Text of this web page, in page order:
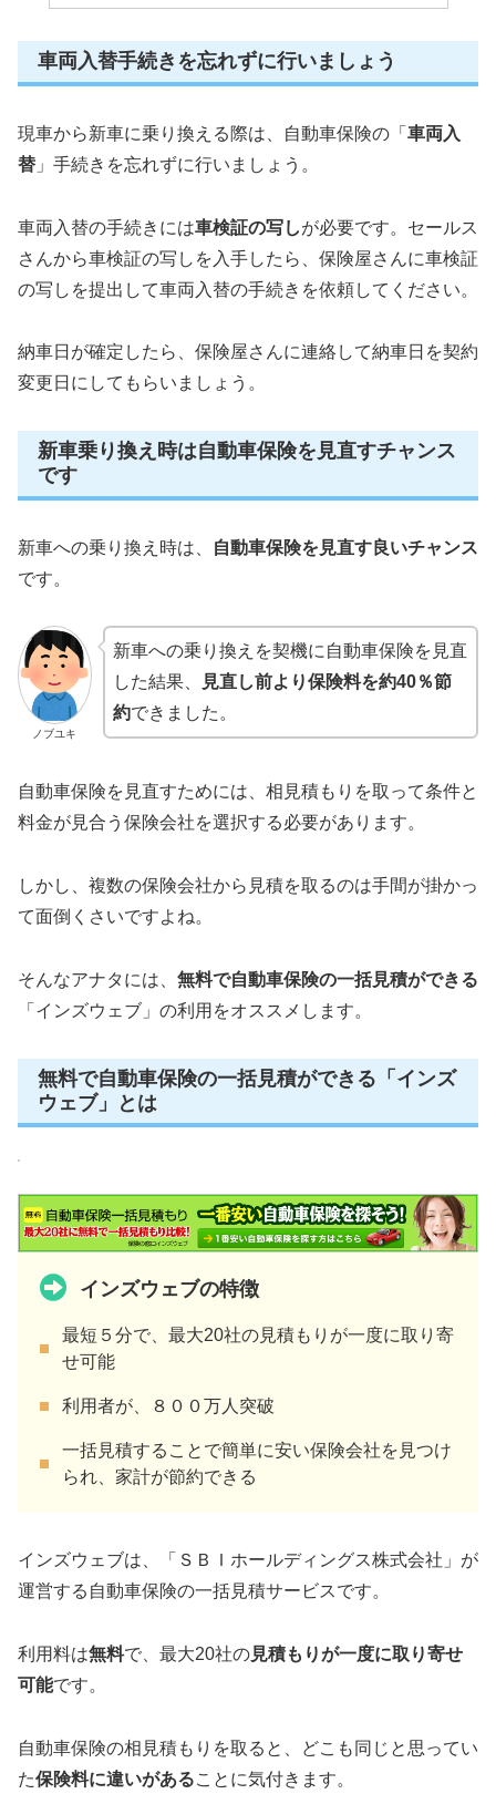
車両入替手続きを忘れずに行いましょう
現車から新車に乗り換える際は、自動車保険の「 車両入
替 」手続きを忘れずに行いましょう。
車両入替の手続きには車検証の写しが必要です。セールス
さんから車検証の写しを入手したら、保険屋さんに車検証
の写しを提出して車両入替の手続きを依頼してください。
納車日が確定したら、保険屋さんに連絡して納車日を契約
変更日にしてもらいましょう。
新車乗り換え時は自動車保険を見直すチャンス
です
新車への乗り換え時は、
自動車保険を見直す良いチャンス
です。
ノブユキ
新車への乗り換えを契機に自動車保険を見直
した結果、
見直し前より保険料を約40％節
約できました。
自動車保険を見直すためには、相見積もりを取って条件と
料金が見合う保険会社を選択する必要があります。
しかし、複数の保険会社から見積を取るのは手間が掛かっ
て面倒くさいですよね。
そんなアナタには、 無料で自動車保険の一括見積ができる
「インズウェブ」の利用をオススメします。
無料で自動車保険の一括見積ができる「インズ
ウェブ」とは
インズウェブの特徴
最短５分で、最大20社の見積もりが一度に取り寄
せ可能
利用者が、８００万人突破
一括見積することで簡単に安い保険会社を見つけ
られ、家計が節約できる
インズウェブは、「ＳＢＩホールディングス株式会社」が
運営する自動車保険の一括見積サービスです。
利用料は無料で、最大20社の見積もりが一度に取り寄せ
可能です。
自動車保険の相見積もりを取ると、どこも同じと思ってい
た保険料に違いがあることに気付きます。